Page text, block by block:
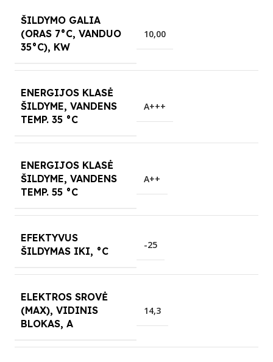
ŠILDYMO GALIA
(ORAS 7°C, VANDUO
35°C), KW
10,00
ENERGIJOS KLASĖ
ŠILDYME, VANDENS
TEMP. 35 °C
A+++
ENERGIJOS KLASĖ
ŠILDYME, VANDENS
TEMP. 55 °C
A++
EFEKTYVUS
ŠILDYMAS IKI, °C
-25
ELEKTROS SROVĖ
(MAX), VIDINIS
BLOKAS, A
14,3